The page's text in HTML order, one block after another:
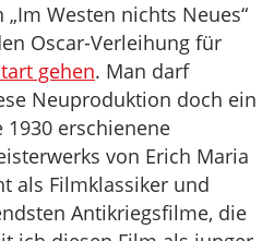
Westen nichts Neues“
Oscar-Verleihung für
gehen. Man darf
Neuproduktion doch ein
1930 erschienene
von Erich Maria
als Filmklassiker und
Antikriegsfilme, die